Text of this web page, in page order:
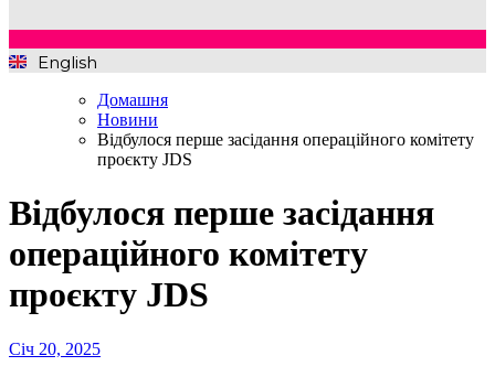
English
Домашня
Новини
Відбулося перше засідання операційного комітету
проєкту JDS
Відбулося перше засідання
операційного комітету
проєкту JDS
Січ 20, 2025